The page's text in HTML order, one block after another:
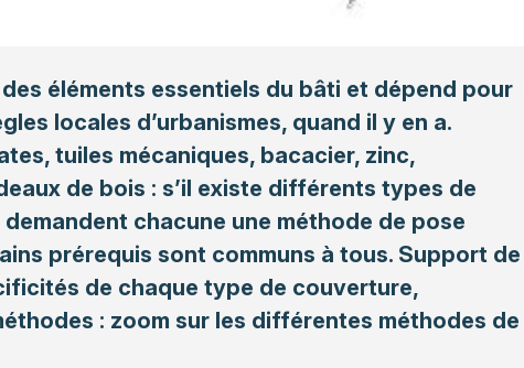
éléments essentiels du bâti et dépend pour
locales d’urbanismes, quand il y en a.
tuiles mécaniques, bacacier, zinc,
de bois : s’il existe différents types de
chacune une méthode de pose
prérequis sont communs à tous. Support de
de chaque type de couverture,
: zoom sur les différentes méthodes de